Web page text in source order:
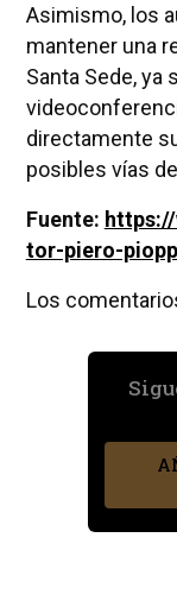
Asimismo, los
mantener una
Santa Sede, ya
directamente
posibles vías
Fuente:
tor-piero-
Los